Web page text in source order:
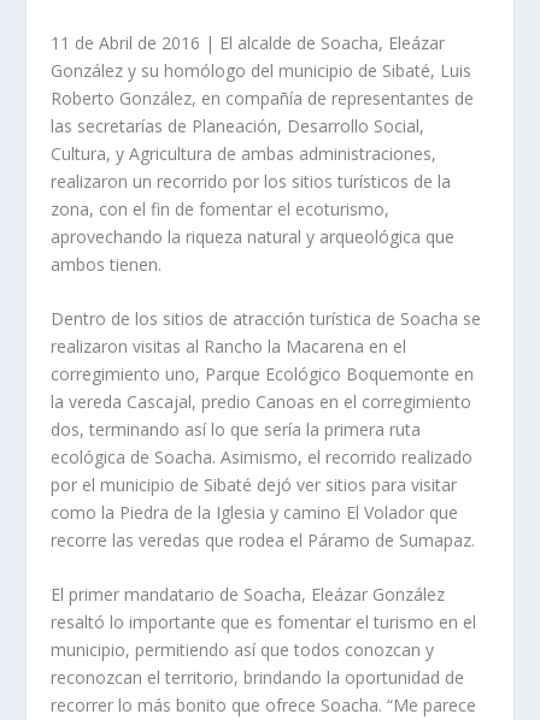
11 de Abril de 2016 | El alcalde de Soacha, Eleázar
González y su homólogo del municipio de Sibaté, Luis
Roberto González, en compañía de representantes de
las secretarías de Planeación, Desarrollo Social,
Cultura, y Agricultura de ambas administraciones,
realizaron un recorrido por los sitios turísticos de la
zona, con el fin de fomentar el ecoturismo,
aprovechando la riqueza natural y arqueológica que
ambos tienen.
Dentro de los sitios de atracción turística de Soacha se
realizaron visitas al Rancho la Macarena en el
corregimiento uno, Parque Ecológico Boquemonte en
la vereda Cascajal, predio Canoas en el corregimiento
dos, terminando así lo que sería la primera ruta
ecológica de Soacha. Asimismo, el recorrido realizado
por el municipio de Sibaté dejó ver sitios para visitar
como la Piedra de la Iglesia y camino El Volador que
recorre las veredas que rodea el Páramo de Sumapaz.
El primer mandatario de Soacha, Eleázar González
resaltó lo importante que es fomentar el turismo en el
municipio, permitiendo así que todos conozcan y
reconozcan el territorio, brindando la oportunidad de
recorrer lo más bonito que ofrece Soacha. “Me parece